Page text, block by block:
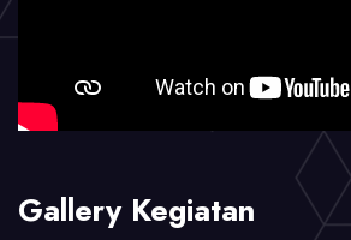
Gallery Kegiatan